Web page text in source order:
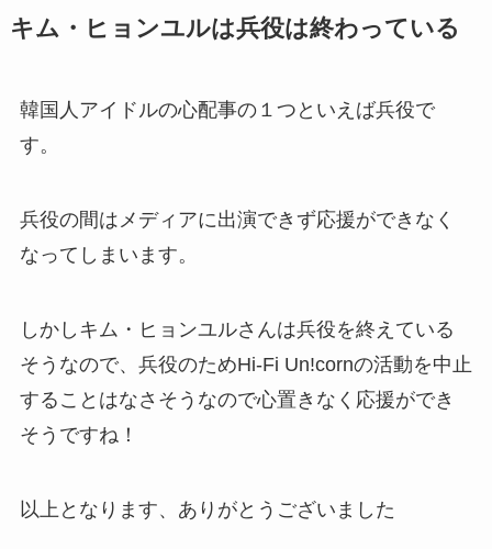
キム・ヒョンユルは兵役は終わっている
韓国人アイドルの心配事の１つといえば兵役で
す。
兵役の間はメディアに出演できず応援ができなく
なってしまいます。
しかしキム・ヒョンユルさんは兵役を終えている
そうなので、兵役のためHi-Fi Un!cornの活動を中止
することはなさそうなので心置きなく応援ができ
そうですね！
以上となります、ありがとうございました